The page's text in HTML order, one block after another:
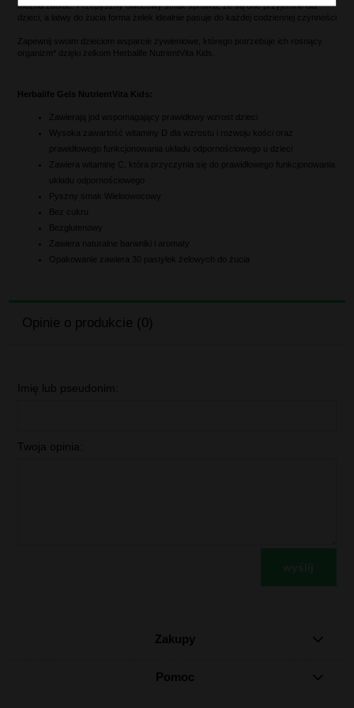
można zaufać. Przepyszny owocowy smak sprawia, że są one przyjemne dla
dzieci, a łatwy do żucia forma żelek idealnie pasuje do każdej codziennej czynności
Zapewnij swoim dzieciom wsparcie żywieniowe, którego potrzebuje ich rosnący
organizm* dzięki żelkom Herbalife NutrientVita Kids.
Herbalife Gels NutrientVita Kids:
Zawierają jod wspomagający prawidłowy wzrost dzieci
Wysoka zawartość witaminy D dla wzrostu i rozwoju kości oraz
prawidłowego funkcjonowania układu odpornościowego u dzieci
Zawiera witaminę C, która przyczynia się do prawidłowego funkcjonowania
układu odpornościowego
Pyszny smak Wieloowocowy
Bez cukru
Bezglutenowy
Zawiera naturalne barwniki i aromaty
Opakowanie zawiera 30 pastylek żelowych do żucia
Opinie o produkcie (0)
Imię lub pseudonim:
Twoja opinia:
Zakupy
Pomoc